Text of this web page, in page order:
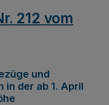
212 vom
und
der ab 1. April